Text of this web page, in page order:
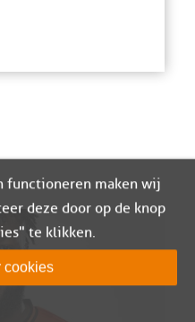
functioneren maken wij
deze door op de knop
te klikken.
cookies